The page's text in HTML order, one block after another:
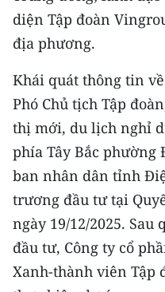
CHƯƠNG TRÌNH OCOP -
MỘT SẢN PHẨM
RADIO
MEDIA CENTER
E-Magazine
Media Chính trị
Media Kinh tế
diện Tập đoàn
địa phương.
Khái quát thông tin
Phó Chủ tịch Tập
thị mới, du lịch nghỉ
phía Tây Bắc phường
ban nhân dân tỉnh
trương đầu tư tại
ngày 19/12/2025.
đầu tư, Công ty cổ
Xanh-thành viên Tập